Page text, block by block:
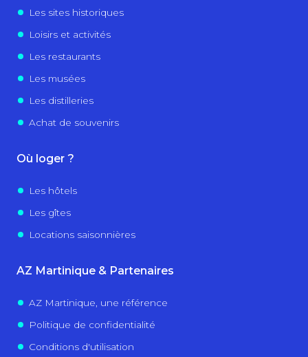
Les sites historiques
Loisirs et activités
Les restaurants
Les musées
Les distilleries
Achat de souvenirs
Où loger ?
Les hôtels
Les gîtes
Locations saisonnières
AZ Martinique & Partenaires
AZ Martinique, une référence
Politique de confidentialité
Conditions d'utilisation